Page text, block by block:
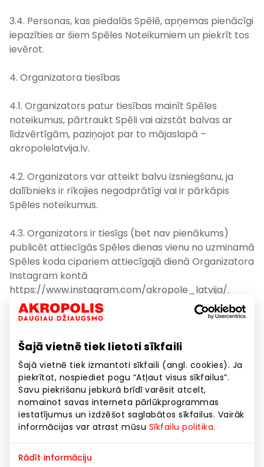
Šajā vietnē tiek lietoti sīkfaili
Šajā vietnē tiek izmantoti sīkfaili (angl. cookies). Ja
piekrītat, nospiediet pogu “Atļaut visus sīkfailus”.
Savu piekrišanu jebkurā brīdī varēsit atcelt,
nomainot savas interneta pārlūkprogrammas
iestatījumus un izdzēšot saglabātos sīkfailus. Vairāk
informācijas var atrast mūsu Sīkfailu politika.
Rādīt informāciju
3.4. Personas, kas piedalās Spēlē, apņemas pienācīgi
iepazīties ar šiem Spēles Noteikumiem un piekrīt tos
ievērot.
4. Organizatora tiesības
4.1. Organizators patur tiesības mainīt Spēles
noteikumus, pārtraukt Spēli vai aizstāt balvas ar
līdzvērtīgām, paziņojot par to mājaslapā –
akropolelatvija.lv.
4.2. Organizators var atteikt balvu izsniegšanu, ja
dalībnieks ir rīkojies negodprātīgi vai ir pārkāpis
Spēles noteikumus.
4.3. Organizators ir tiesīgs (bet nav pienākums)
publicēt attiecīgās Spēles dienas vienu no uzminamā
Spēles koda cipariem attiecīgajā dienā Organizatora
Instagram kontā
https://www.instagram.com/akropole_latvija/.
5. Privātuma Paziņojums
Paziņojums par personas datu apstrādi piedaloties
Spēlē.
Šis paziņojums par personas datu apstrādi attiecas
uz personām, kuras, reģistrējoties dalībai Izlozei (vai
pie Balvas saņemšanas parakstot pieņemšanas -
nodošanas aktu), sniedz personas datus vienam no
Spēles organizatoriem – Akropole Latvija, SIA (reģ.
nr. 40003768247, juridiskā adrese: Latgales iela 257,